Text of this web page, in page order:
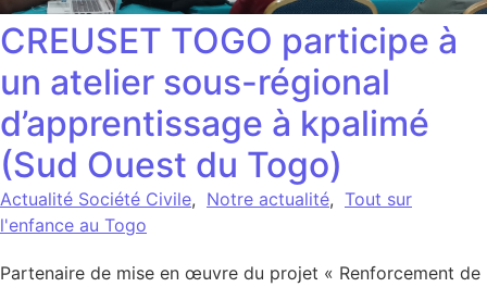
CREUSET TOGO participe à
un atelier sous-régional
d’apprentissage à kpalimé
(Sud Ouest du Togo)
Actualité Société Civile, Notre actualité, Tout sur
l'enfance au Togo
Partenaire de mise en œuvre du projet « Renforcement de